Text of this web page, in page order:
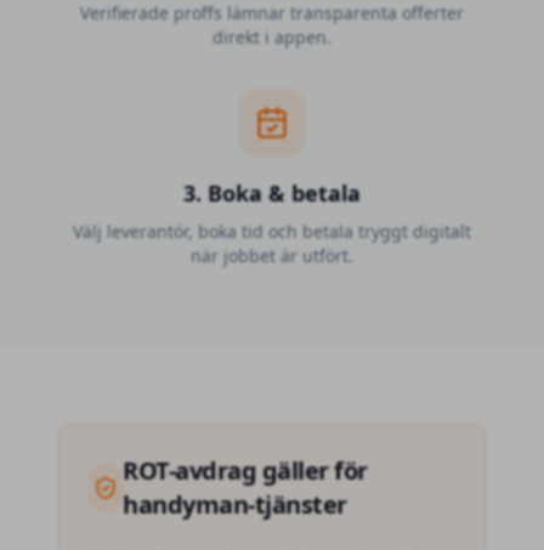
Verifierade proffs lämnar transparenta offerter
direkt i appen.
3. Boka & betala
Välj leverantör, boka tid och betala tryggt digitalt
när jobbet är utfört.
ROT-avdrag gäller för
handyman-tjänster